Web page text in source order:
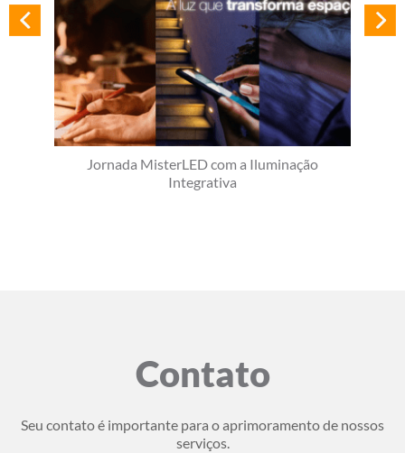
Jornada MisterLED com a Iluminação
Integrativa
Contato
Seu contato é importante para o aprimoramento de nossos
serviços.